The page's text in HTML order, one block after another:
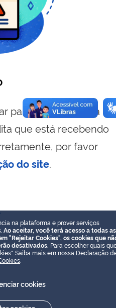
para visualizar essa
que está recebendo
por favor
do site.
na plataforma e prover serviços
Ao aceitar, você terá acesso a todas as
"Rejeitar Cookies", os cookies que
desativados. Para escolher quais
Saiba mais em nossa Declaração
cookies